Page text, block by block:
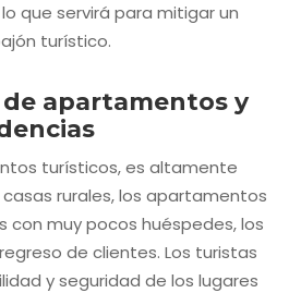
que servirá para mitigar un
turístico.
apartamentos y
turísticos, es altamente
rurales, los apartamentos
con muy pocos huéspedes, los
de clientes. Los turistas
y seguridad de los lugares